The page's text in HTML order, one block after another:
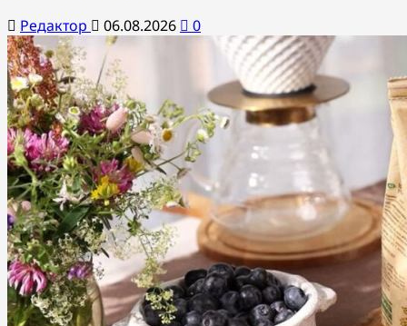
Редактор 06.08.2026 0